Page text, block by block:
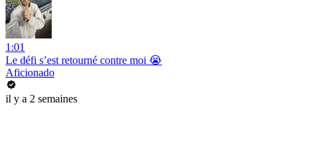
1:01
Le défi s’est retourné contre moi 😭
Aficionado
il y a 2 semaines